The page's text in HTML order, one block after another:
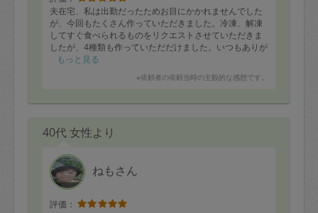
夫在宅、私は出勤だったためお目にかかれませんでした
が、今回もたくさん作っていただきました。冷凍、解凍
してすぐ食べられるものをリクエストさせていただきま
したが、4種類も作っていただだけました。いつもありが
とうございます。
もっと見る
※依頼者の依頼当時の主観的な感想です。
40代 女性より
ねもさん
評価：